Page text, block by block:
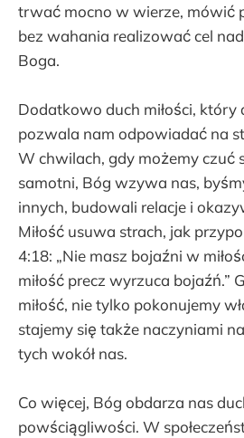
trwać mocno w wierze, mówić
bez wahania realizować cel
Boga.
Dodatkowo duch miłości, który
pozwala nam odpowiadać na
W chwilach, gdy możemy czuć
samotni, Bóg wzywa nas,
innych, budowali relacje i
Miłość usuwa strach, jak
4:18: „Nie masz bojaźni w
miłość precz wyrzuca bojaźń.”
miłość, nie tylko pokonujemy
stajemy się także naczyniami
tych wokół nas.
Co więcej, Bóg obdarza nas
powściągliwości. W